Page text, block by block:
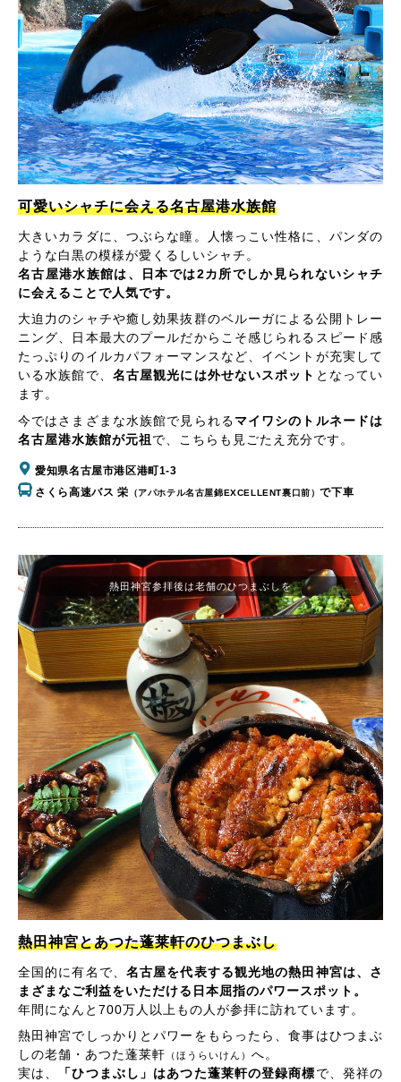
可愛いシャチに会える名古屋港水族館
大きいカラダに、つぶらな瞳。人懐っこい性格に、パンダの
ような白黒の模様が愛くるしいシャチ。
名古屋港水族館は、日本では2カ所でしか見られないシャチ
に会えることで人気です。
大迫力のシャチや癒し効果抜群のベルーガによる公開トレー
ニング、日本最大のプールだからこそ感じられるスピード感
たっぷりのイルカパフォーマンスなど、イベントが充実して
いる水族館で、 名古屋観光には外せないスポット となってい
ます。
今ではさまざまな水族館で見られるマイワシのトルネードは
名古屋港水族館が元祖 で、こちらも見ごたえ充分です。
愛知県名古屋市港区港町1-3
さくら高速バス 栄 （アパホテル名古屋錦EXCELLENT裏口前）で下車
熱田神宮とあつた蓬莱軒のひつまぶし
全国的に有名で、 名古屋を代表する観光地の熱田神宮は、さ
まざまなご利益をいただける日本屈指のパワースポット。
年間になんと700万人以上もの人が参拝に訪れています。
熱田神宮でしっかりとパワーをもらったら、食事はひつまぶ
しの老舗・あつた蓬莱軒 （ほうらいけん） へ。
実は、
「ひつまぶし」はあつた蓬莱軒の登録商標で、発祥の
熱田神宮参拝後は老舗のひつまぶしを